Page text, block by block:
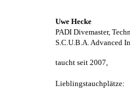
Uwe Hecke
PADI Divemaster,
S.C.U.B.A. Advanced
taucht seit 2007,
Lieblingstauchplätze: